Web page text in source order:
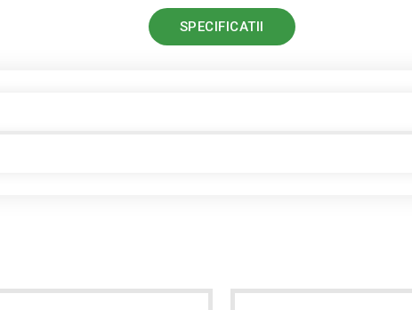
SPECIFICATII